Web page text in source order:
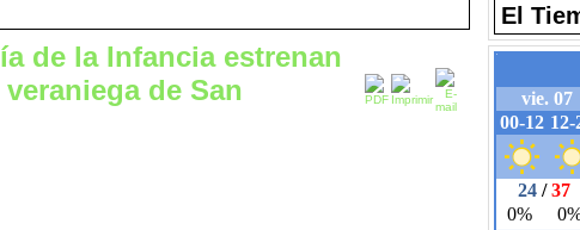
de la Infancia estrenan
de San
El